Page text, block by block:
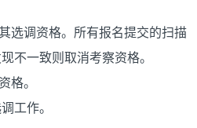
选调资格。所有报名提交的扫描
不一致则取消考察资格。
格。
工作。